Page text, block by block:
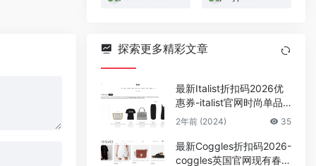
探索更多精彩文章
最新Italist折扣码2026优
惠券-italist官网时尚单品
春季大促低至5折
2年前 (2024) 35
最新Coggles折扣码2026-
coggles英国官网现有春夏